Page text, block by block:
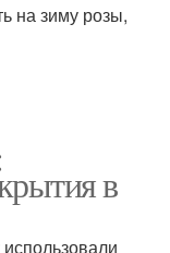
на зиму розы,
в